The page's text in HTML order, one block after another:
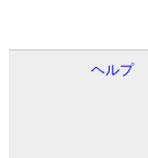
ヘルプ